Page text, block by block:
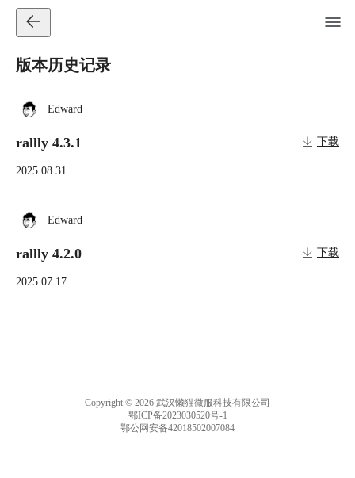
版本历史记录
Edward
rallly 4.3.1 下载
2025.08.31
Edward
rallly 4.2.0 下载
2025.07.17
Copyright © 2026 武汉懒猫微服科技有限公司
鄂ICP备2023030520号-1
鄂公网安备42018502007084